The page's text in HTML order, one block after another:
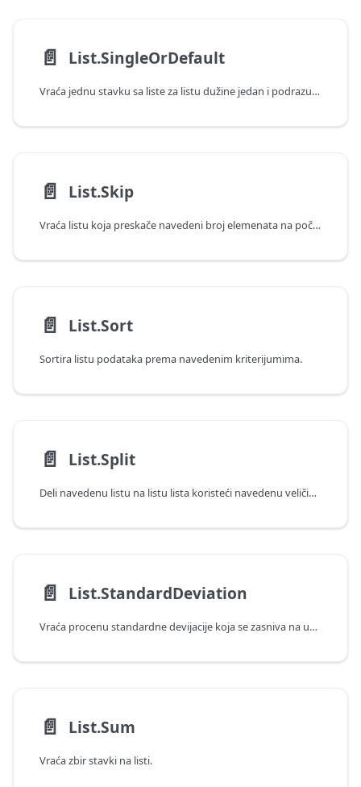
📄️ List.SingleOrDefault
Vraća jednu stavku sa liste za listu dužine jedan i podrazumevanu vrednost za praznu listu.
📄️ List.Skip
Vraća listu koja preskače navedeni broj elemenata na početku liste.
📄️ List.Sort
Sortira listu podataka prema navedenim kriterijumima.
📄️ List.Split
Deli navedenu listu na listu lista koristeći navedenu veličinu stranice.
📄️ List.StandardDeviation
Vraća procenu standardne devijacije koja se zasniva na uzorku.
📄️ List.Sum
Vraća zbir stavki na listi.